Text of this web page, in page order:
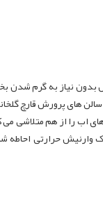
بدون نیاز به گرم شدن
های پرورش قارچ
آید و مولکول های اب را از هم
وارنیش حرارتی